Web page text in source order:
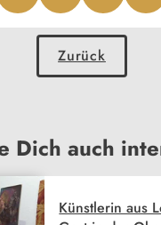
Zurück
Dich auch
Künstlerin aus